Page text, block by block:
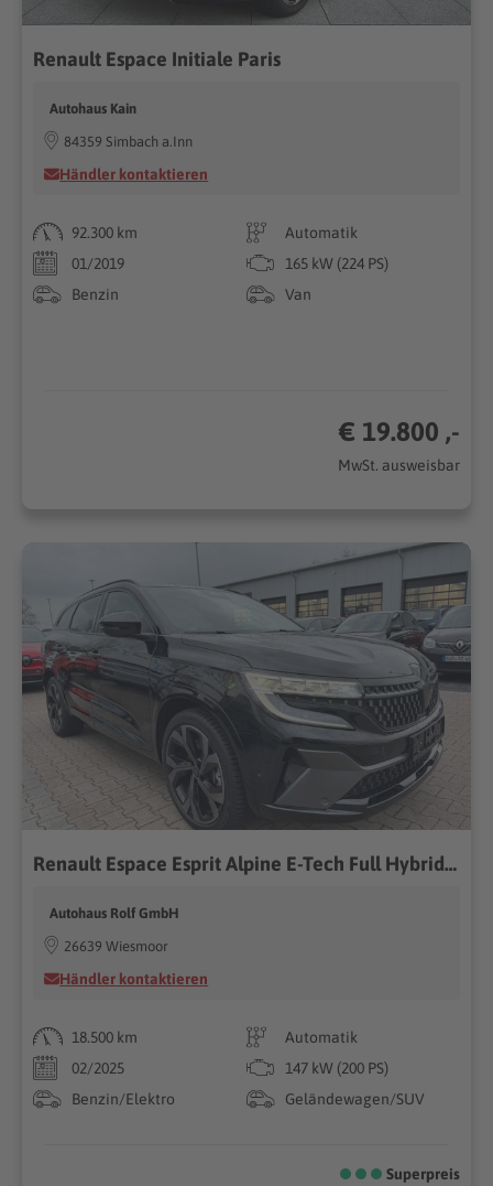
Renault Espace Initiale Paris
Autohaus Kain
84359 Simbach a.Inn
Händler kontaktieren
92.300 km
Automatik
01/2019
165 kW (224 PS)
Benzin
Van
€ 19.800 ,-
MwSt. ausweisbar
Renault Espace Esprit Alpine E-Tech Full Hybrid | LED 7S
Autohaus Rolf GmbH
26639 Wiesmoor
Händler kontaktieren
18.500 km
Automatik
02/2025
147 kW (200 PS)
Benzin/Elektro
Geländewagen/SUV
Superpreis